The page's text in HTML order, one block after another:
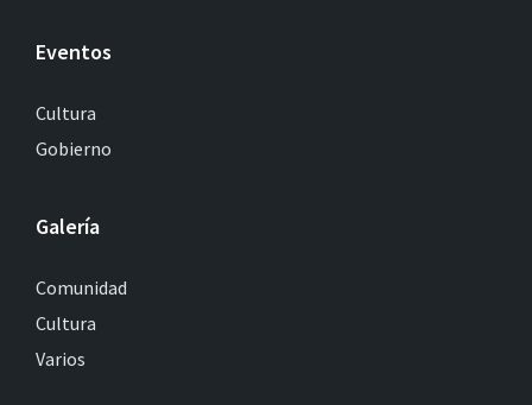
Eventos
Cultura
Gobierno
Galería
Comunidad
Cultura
Varios